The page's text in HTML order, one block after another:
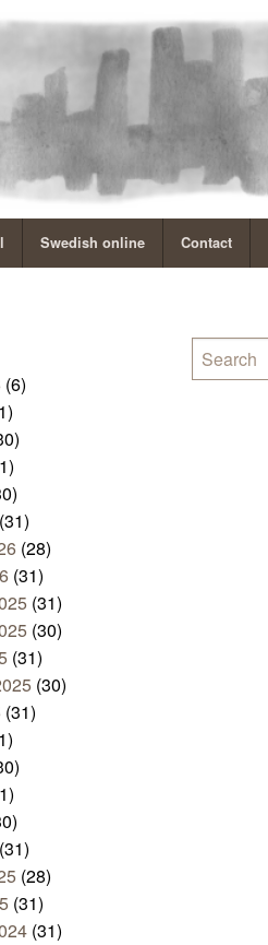
Swedish online Contact
(6)
(31)
(28)
(31)
(31)
(30)
(31)
(30)
(31)
(31)
(28)
(31)
(31)